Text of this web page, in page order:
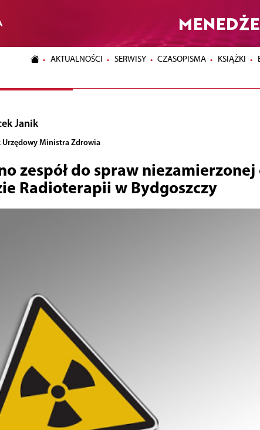
AKTUALNOŚCI SERWISY CZASOPISMA KSIĄŻKI
Janik
Urzędowy Ministra Zdrowia
zespół do spraw
Radioterapii w Bydgoszczy